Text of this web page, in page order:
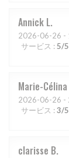
Annick L
2026-06-26 -
サービス : 5/5
Marie-Célina
2026-06-26 -
サービス : 3/5
clarisse B